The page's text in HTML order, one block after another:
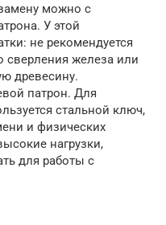
можно с
У этой
не рекомендуется
сверления железа или
древесину.
патрон. Для
стальной ключ,
и физических
нагрузки,
для работы с